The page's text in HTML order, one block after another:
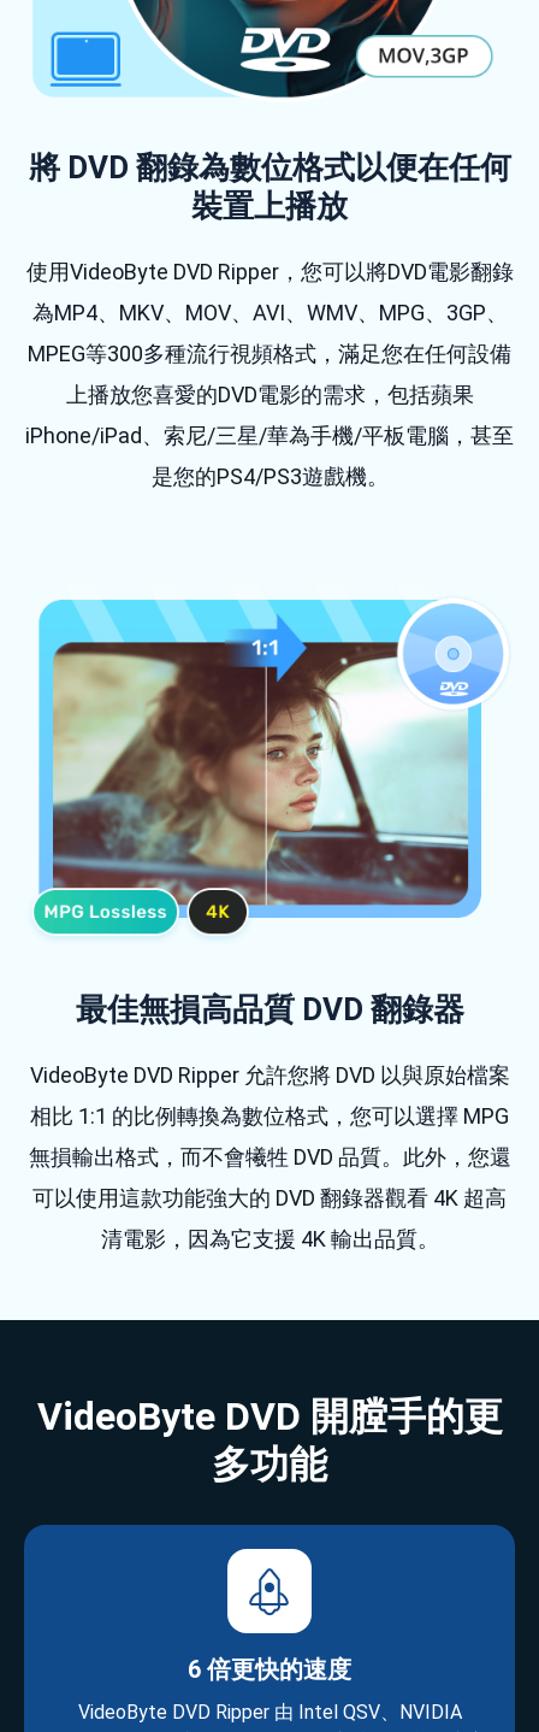
將 DVD 翻錄為數位格式以便在任何
裝置上播放
使用VideoByte DVD Ripper，您可以將DVD電影翻錄
為MP4、MKV、MOV、AVI、WMV、MPG、3GP、
MPEG等300多種流行視頻格式，滿足您在任何設備
上播放您喜愛的DVD電影的需求，包括蘋果
iPhone/iPad、索尼/三星/華為手機/平板電腦，甚至
是您的PS4/PS3遊戲機。
最佳無損高品質 DVD 翻錄器
VideoByte DVD Ripper 允許您將 DVD 以與原始檔案
相比 1:1 的比例轉換為數位格式，您可以選擇 MPG
無損輸出格式，而不會犧牲 DVD 品質。此外，您還
可以使用這款功能強大的 DVD 翻錄器觀看 4K 超高
清電影，因為它支援 4K 輸出品質。
VideoByte DVD 開膛手的更
多功能
6 倍更快的速度
VideoByte DVD Ripper 由 Intel QSV、NVIDIA